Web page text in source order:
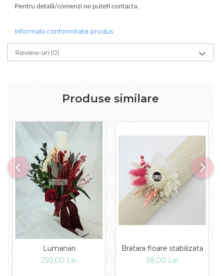
Pentru detalii/comenzi ne puteti contacta.
Informatii conformitate produs
Review-uri (0)
Produse similare
Lumanari
250,00 Lei
Bratara floare stabilizata
38,00 Lei